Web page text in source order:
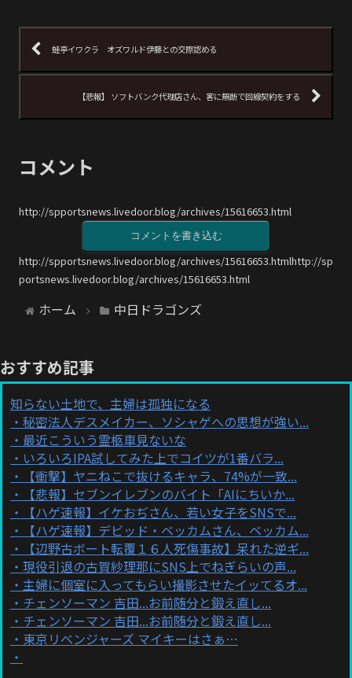
蛙亭イワクラ オズワルド伊藤との交際認める
【悲報】 ソフトバンク代理店さん、客に無断で回線契約をする
コメント
http://spportsnews.livedoor.blog/archives/15616653.html
コメントを書き込む
http://spportsnews.livedoor.blog/archives/15616653.htmlhttp://sp
portsnews.livedoor.blog/archives/15616653.html
ホーム 中日ドラゴンズ
おすすめ記事
知らない土地で、主婦は孤独になる
秘密法人デスメイカー、ソシャゲへの思想が強い...
最近こういう霊柩車見ないな
いろいろIPA試してみた上でコイツが1番バラ...
【衝撃】ヤニねこで抜けるキャラ、74%が一致...
【悲報】セブンイレブンのバイト「AIにちいか...
【ハゲ速報】イケおぢさん、若い女子をSNSで...
【ハゲ速報】デビッド・ベッカムさん、ベッカム...
【辺野古ボート転覆１６人死傷事故】呆れた逆ギ...
現役引退の古賀紗理那にSNS上でねぎらいの声...
主婦に個室に入ってもらい撮影させたイッてるオ...
チェンソーマン 吉田...お前随分と鍛え直し...
チェンソーマン 吉田...お前随分と鍛え直し...
東京リベンジャーズ マイキーはさぁ…